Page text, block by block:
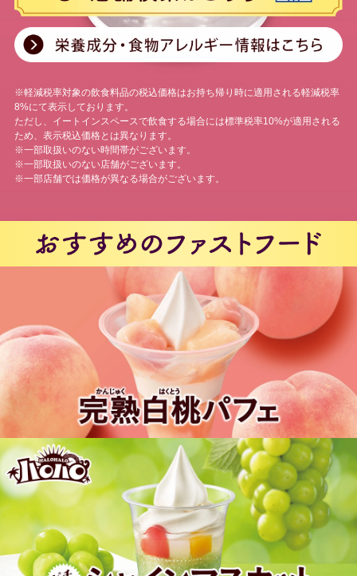
※軽減税率対象の飲食料品の税込価格はお持ち帰り時に適用される軽減税率
8%にて表示しております。
ただし、イートインスペースで飲食する場合には標準税率10%が適用される
ため、表示税込価格とは異なります。
※一部取扱いのない時間帯がございます。
※一部取扱いのない店舗がございます。
※一部店舗では価格が異なる場合がございます。